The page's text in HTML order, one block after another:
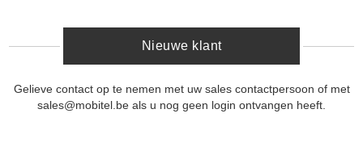
Nieuwe klant
Gelieve contact op te nemen met uw sales contactpersoon of met
sales@mobitel.be als u nog geen login ontvangen heeft.